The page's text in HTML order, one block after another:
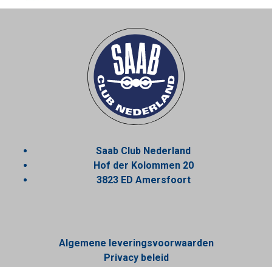
Saab Club Nederland
Hof der Kolommen 20
3823 ED Amersfoort
Algemene leveringsvoorwaarden
Privacy beleid